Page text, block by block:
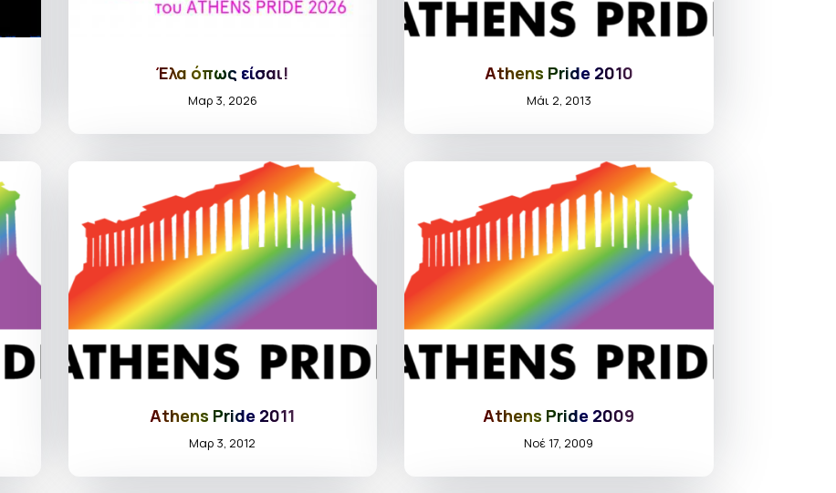
Έλα όπως είσαι!
Μαρ 3, 2026
Athens Pride 2010
Μάι 2, 2013
Athens Pride 2011
Μαρ 3, 2012
Athens Pride 2009
Νοέ 17, 2009